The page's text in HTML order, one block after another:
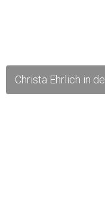
Christa Ehrlich in